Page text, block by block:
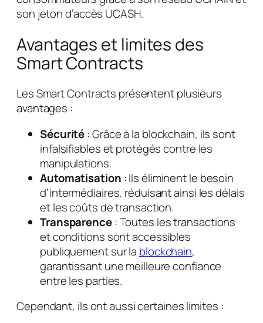
son jeton d’accès UCASH.
Avantages et limites des
Smart Contracts
Les Smart Contracts présentent plusieurs
avantages :
Sécurité : Grâce à la blockchain, ils sont
infalsifiables et protégés contre les
manipulations.
Automatisation : Ils éliminent le besoin
d’intermédiaires, réduisant ainsi les délais
et les coûts de transaction.
Transparence: Toutes les transactions
et conditions sont accessibles
publiquement sur la blockchain,
garantissant une meilleure confiance
entre les parties.
Cependant, ils ont aussi certaines limites :